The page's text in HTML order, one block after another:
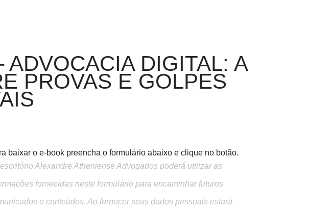
DIGITAL: A
PROVAS E GOLPES
baixar o e-book preencha o formulário abaixo e clique no botão.
Alexandre Atheniense Advogados poderá utilizar as
fornecidas neste formulário para encaminhar futuros
e conteúdos. Ao fornecer seus dados pessoais estará